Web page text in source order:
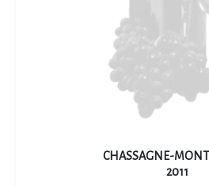
CHASSAGNE-
2011